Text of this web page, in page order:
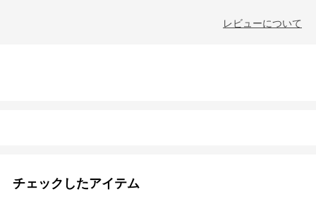
レビューについて
チェックしたアイテム